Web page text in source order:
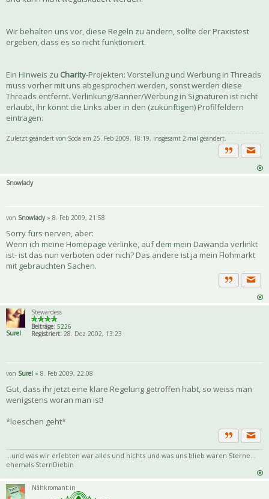
Wir behalten uns vor, diese Regeln zu ändern, sollte der Praxistest
ergeben, dass es so nicht funktioniert.
Ein Hinweis zu Charity-Projekten: Vorstellung und Werbung in Threads
muss vorher mit uns abgesprochen werden, sonst werden diese
Threads entfernt. Verlinkung/Banner/Werbung in Signaturen ist nicht
erlaubt, ihr könnt die Links aber in den (zukünftigen) Profilfeldern
eintragen.
Zuletzt geändert von Soda am 25. Feb 2009, 18:19, insgesamt 2-mal geändert.
Zitat
Snowlady
von Snowlady» 8. Feb 2009, 21:58
Sorry fürs nerven, aber:
Wenn ich meine Homepage verlinke, auf dem mein Dawanda verlinkt
ist- ist das nun verboten oder nich? Das andere ist ja mein Flohmarkt
mit gebrauchten Sachen.
Zitat
Surel
Stewardess
Beiträge: 5226
Registriert: 28. Dez 2002, 13:23
von Surel » 8. Feb 2009, 22:08
Gut, dass ihr jetzt eine klare Regelung getroffen habt, so weiss man
wenigstens woran man ist!
*loeschen geht*
Zitat
...und was wir erlebten war alles und nichts und was uns blieb waren Sterne...
ehemals SternDiebin
Nähkromant:in